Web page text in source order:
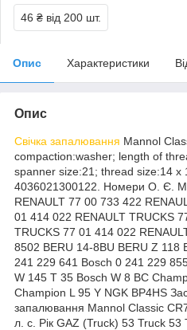
46 ₴ від 200 шт.
Опис Характеристики
Опис
Свічка запалювання Mannol
compaction:washer; length of
spanner size:21; thread size:14 x
4036021300122. Номери О. Є.
RENAULT 77 00 733 422
01 414 022 RENAULT TRUCKS
TRUCKS 77 01 414 022
8502 BERU 14-8BU BERU Z 118
241 229 641 Bosch 0 241 229
W 145 T 35 Bosch W 8 BC
Champion L 95 Y NGK BP4HS
запалювання Mannol Classic
л. с. Рік GAZ (Truck) 53 Truck